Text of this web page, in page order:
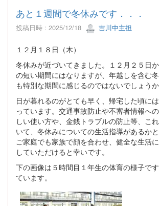
あと１週間で冬休みです．．．
投稿日時 : 2025/12/18 吉川中主担
１２月１８日（木）
冬休みが近づいてきました。１２月２５日
の短い期間にはなりますが、年越しを含む
も特別な期間に感じるのではないでしょうか
日が暮れるのがとても早く、帰宅した頃に
っています。交通事故防止や不審者情報へ
しい使い方や、金銭トラブルの防止等、こ
いて、冬休みについての生活指導があるか
ご家庭でも家族で顔を合わせ、健全な生活
していただけると幸いです。
下の画像は５時間目１年生の体育の様子で
ています。